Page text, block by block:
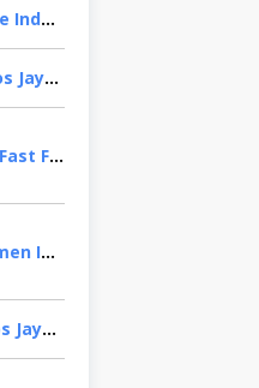
Crew Store PT Ace Hardware Indonesia, Bekasi
Operator Produksi PT Santos Jaya Abadi, Semarang
Pegawai Restaurant PT Fast Food Indonesia, Surabaya
Staff Operasional PT Semen Indonesia, Tuban
Staff Administrasi PT Santos Jaya Abadi, Sidoarjo